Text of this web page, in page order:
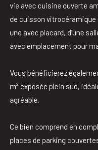
vie avec cuisine ouverte
de cuisson vitrocéramique
une avec placard, d’une
avec emplacement pour
Vous bénéficierez
m² exposée plein sud,
agréable.
Ce bien comprend en
places de parking